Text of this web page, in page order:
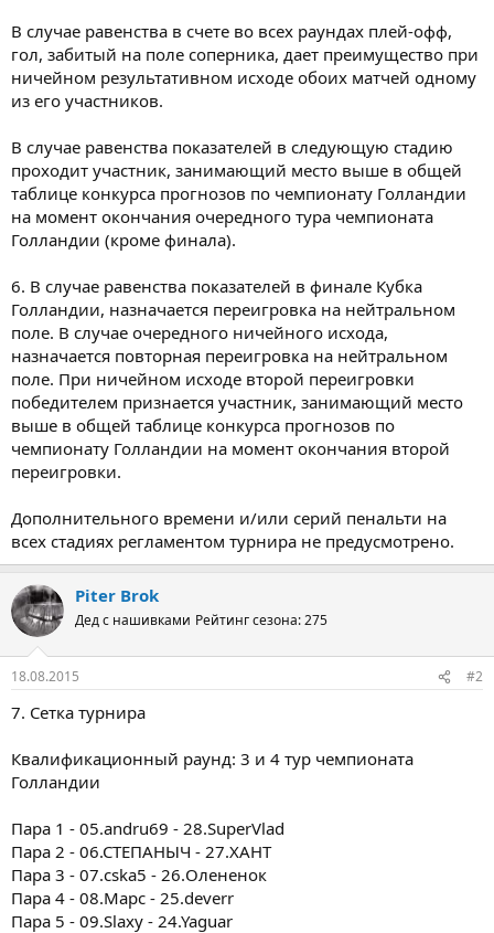
В случае равенства в счете во всех раундах плей-офф,
гол, забитый на поле соперника, дает преимущество при
ничейном результативном исходе обоих матчей одному
из его участников.
В случае равенства показателей в следующую стадию
проходит участник, занимающий место выше в общей
таблице конкурса прогнозов по чемпионату Голландии
на момент окончания очередного тура чемпионата
Голландии (кроме финала).
6. В случае равенства показателей в финале Кубка
Голландии, назначается переигровка на нейтральном
поле. В случае очередного ничейного исхода,
назначается повторная переигровка на нейтральном
поле. При ничейном исходе второй переигровки
победителем признается участник, занимающий место
выше в общей таблице конкурса прогнозов по
чемпионату Голландии на момент окончания второй
переигровки.
Дополнительного времени и/или серий пенальти на
всех стадиях регламентом турнира не предусмотрено.
Piter Brok
Дед с нашивками Рейтинг сезона: 275
18.08.2015 #2
7. Сетка турнира
Квалификационный раунд: 3 и 4 тур чемпионата
Голландии
Пара 1 - 05.andru69 - 28.SuperVlad
Пара 2 - 06.СТЕПАНЫЧ - 27.ХАНТ
Пара 3 - 07.cska5 - 26.Олененок
Пара 4 - 08.Марс - 25.deverr
Пара 5 - 09.Slaxy - 24.Yaguar